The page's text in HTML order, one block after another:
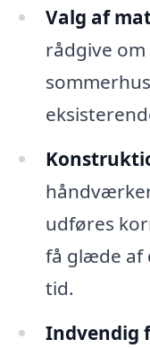
Valg af
rådgive
udføres
få glæde af
tid.
Indvendig